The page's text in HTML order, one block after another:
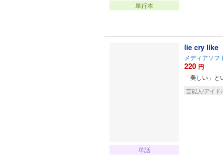
単行本
単話
lie cry
メディアソフ
220 円
「美しい」
芸能人/アイド